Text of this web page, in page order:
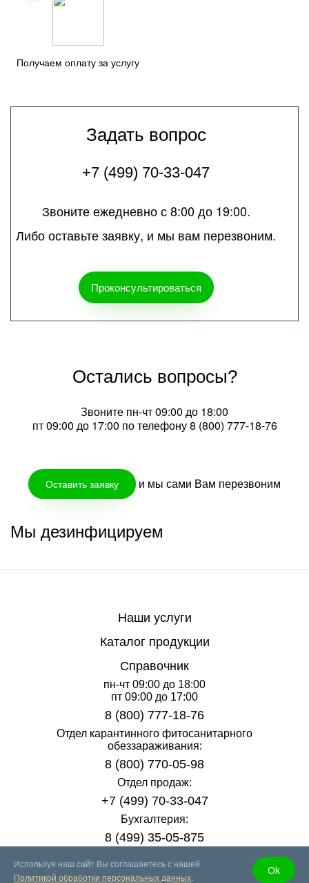
Получаем оплату за услугу
Задать вопрос
+7 (499) 70-33-047
Звоните ежедневно с 8:00 до 19:00.
Либо оставьте заявку, и мы вам перезвоним.
Проконсультироваться
Остались вопросы?
Звоните пн-чт 09:00 до 18:00
пт 09:00 до 17:00 по телефону8 (800) 777-18-76
Оставить заявку и мы сами Вам перезвоним
Мы дезинфицируем
Наши услуги
Каталог продукции
Справочник
пн-чт 09:00 до 18:00
пт 09:00 до 17:00
8 (800) 777-18-76
Отдел карантинного фитосанитарного
обеззараживания:
8 (800) 770-05-98
Отдел продаж:
+7 (499) 70-33-047
Бухгалтерия:
8 (499) 35-05-875
info@fumigation1.ru
Оk
Используя наш сайт Вы соглашаетесь с нашей
Политикой обработки персональных данных